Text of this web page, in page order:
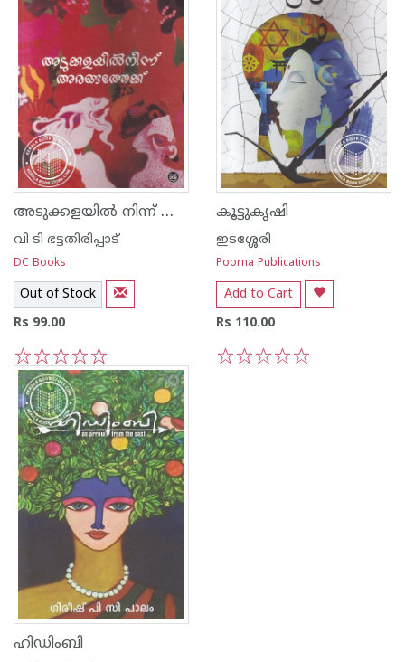
അടുക്കളയില്‍ നിന്ന് അരങ്ങത്തേക്ക്
വി ടി ഭട്ടതിരിപ്പാട്‌
DC Books
Out of Stock
Rs 99.00
5
4
3
2
1
കൂട്ടുകൃഷി
ഇടശ്ശേരി
Poorna Publications
Add to Cart
Rs 110.00
ഹിഡിംബി